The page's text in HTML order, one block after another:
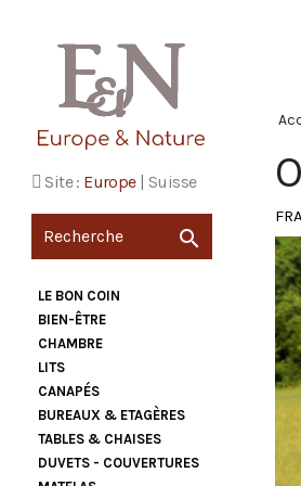
Site : Europe| Suisse

LE BON COIN
BIEN-ÊTRE
CHAMBRE
LITS
CANAPÉS
BUREAUX & ETAGÈRES
TABLES & CHAISES
DUVETS - COUVERTURES